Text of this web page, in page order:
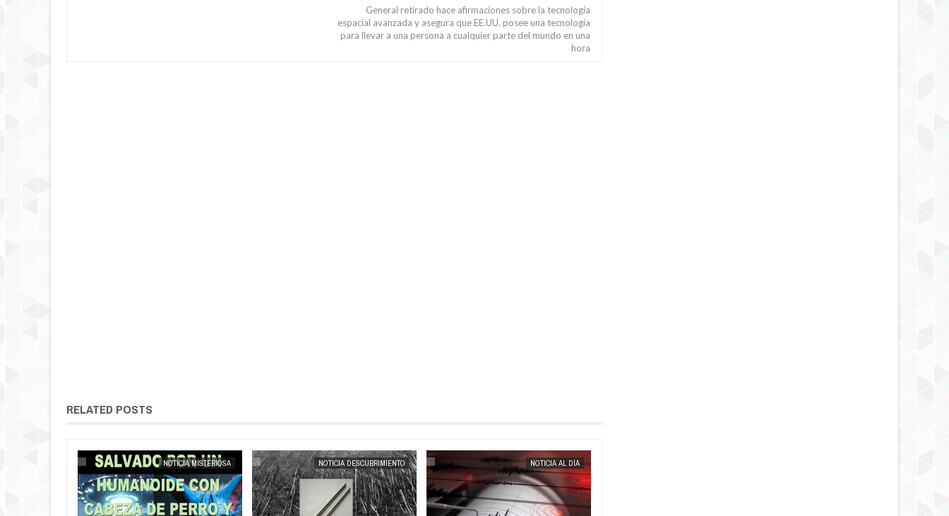
General retirado hace afirmaciones sobre la tecnología
espacial avanzada y asegura que EE.UU. posee una tecnología
para llevar a una persona a cualquier parte del mundo en una
hora
RELATED POSTS
MAY 25, 2025 MAY 2025 MAY
NOTICIA MISTERIOSA NOTICIA DESCUBRIMIENTO NOTICIA AL DÍA